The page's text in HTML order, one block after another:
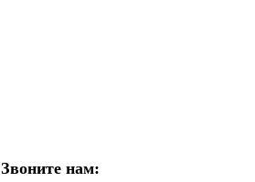
Звоните нам: